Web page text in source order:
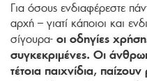
Για όσους ενδιαφέρεστε
αρχή – γιατί κάποιοι και
σίγουρα- οι οδηγίες
συγκεκριμένες. Οι
τέτοια παιχνίδια,